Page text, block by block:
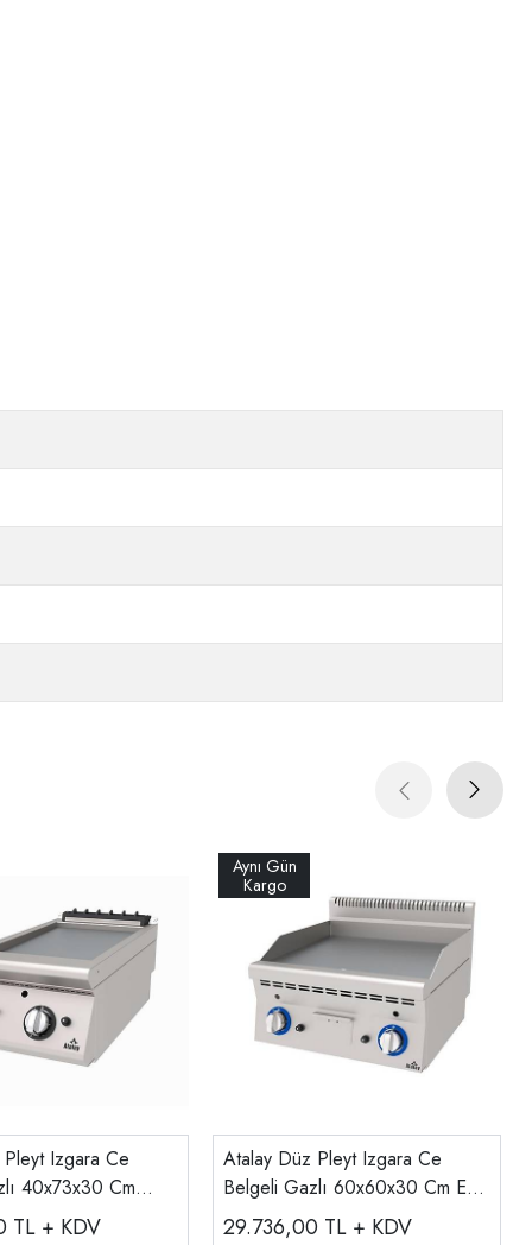
Izgara Ce
40x73x30 Cm
TL + KDV
Atalay Düz Pleyt Izgara Ce
Belgeli Gazlı 60x60x30 Cm E
AGI-660
29.736,00 TL + KDV